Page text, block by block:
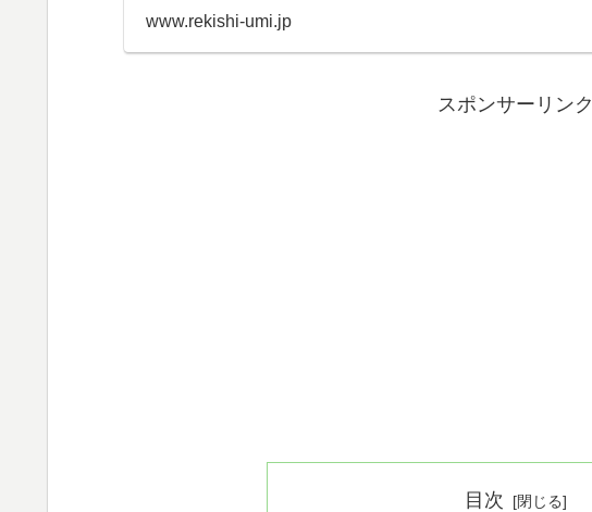
www.rekishi-umi.jp
スポンサーリンク
目次